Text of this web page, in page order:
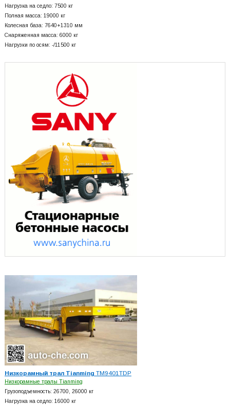
Нагрузка на седло: 7500 кг
Полная масса: 19000 кг
Колесная база: 7640+1310 мм
Снаряженная масса: 6000 кг
Нагрузки по осям: -/11500 кг
Низкорамный трал Tianming TM9401TDP
Низкорамные тралы Tianming
Грузоподъемность: 26700, 26000 кг
Нагрузка на седло: 16000 кг